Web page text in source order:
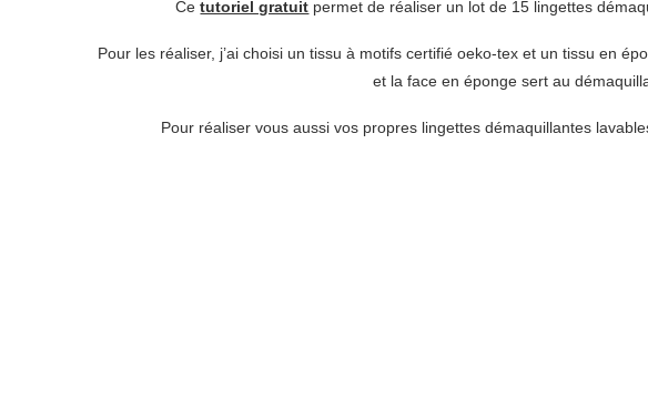
Cetutoriel gratuit permet de réaliser un lot de 15 lingettes
Pour les réaliser, j’ai choisi un tissu à motifs certifié oeko-tex et un tissu en
et la face en éponge sert au
Pour réaliser vous aussi vos propres lingettes démaquillantes